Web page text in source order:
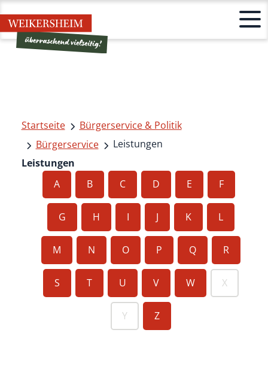
Startseite
Bürgerservice & Politik
Bürgerservice
Leistungen
Leistungen
A
B C D E F
G H I J K L
M N O P Q R
S T U V W X
Y Z